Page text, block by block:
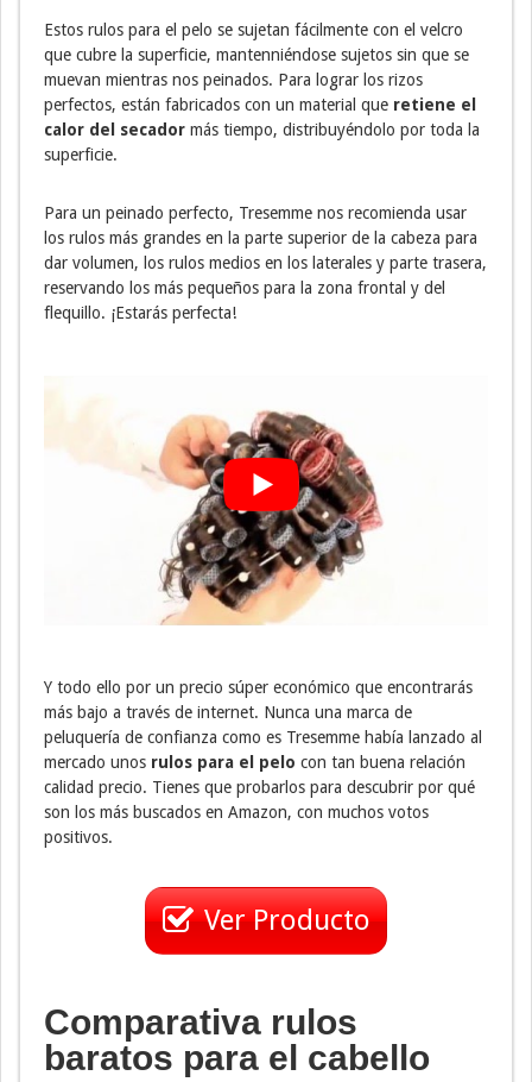
Estos rulos para el pelo se sujetan fácilmente con el velcro
que cubre la superficie, mantenniéndose sujetos sin que se
muevan mientras nos peinados. Para lograr los rizos
perfectos, están fabricados con un material que retiene el
calor del secador más tiempo, distribuyéndolo por toda la
superficie.
Para un peinado perfecto, Tresemme nos recomienda usar
los rulos más grandes en la parte superior de la cabeza para
dar volumen, los rulos medios en los laterales y parte trasera,
reservando los más pequeños para la zona frontal y del
flequillo. ¡Estarás perfecta!
Y todo ello por un precio súper económico que encontrarás
más bajo a través de internet. Nunca una marca de
peluquería de confianza como es Tresemme había lanzado al
mercado unos rulos para el pelo con tan buena relación
calidad precio. Tienes que probarlos para descubrir por qué
son los más buscados en Amazon, con muchos votos
positivos.
Ver Producto
Comparativa rulos
baratos para el cabello